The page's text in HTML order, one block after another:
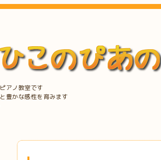
アノ教室です
豊かな感性を育みます